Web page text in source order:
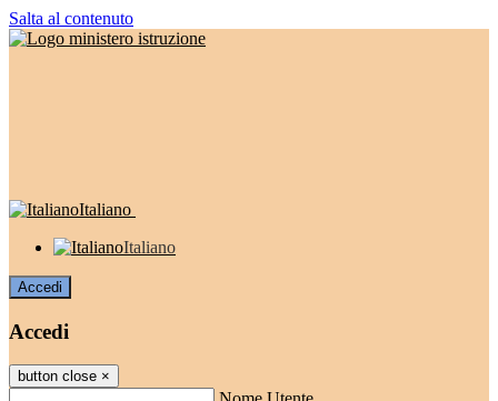
Salta al contenuto
Italiano
Italiano
Accedi
Accedi
button close ×